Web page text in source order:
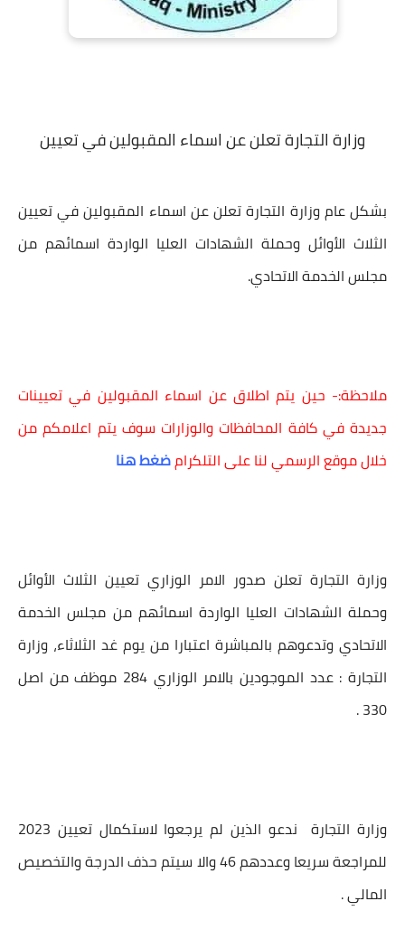
وزارة التجارة تعلن عن اسماء المقبولين في تعيين
بشكل عاموزارة التجارةتعلن عن اسماء المقبولين فيتعيين
الثلاث الأوائل وحملة الشهادات العليا الواردة اسمائهم من
مجلس الخدمة الاتحادي.
ملاحظة:- حين يتم اطلاق عن اسماء المقبولين في تعيينات
جديدة في كافة المحافظات والوزارات سوف يتم اعلامكم من
خلال موقع الرسمي لنا على التلكرامضغط هنا
وزارة التجارة تعلن صدور الامر الوزاري تعيين الثلاث الأوائل
وحملة الشهادات العليا الواردة اسمائهم من مجلس الخدمة
الاتحادي وتدعوهم بالمباشرة اعتبارا من يوم غد الثلاثاء، وزارة
التجارة : عدد الموجودين بالامر الوزاري 284 موظف من اصل
330 .
وزارة التجارة ندعو الذين لم يرجعوا لاستكمالتعيين 2023
للمراجعة سريعا وعددهم 46 والا سيتم حذف الدرجة والتخصيص
المالي .